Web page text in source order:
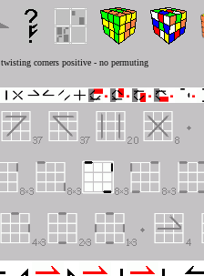
twisting corners positive - no permuting